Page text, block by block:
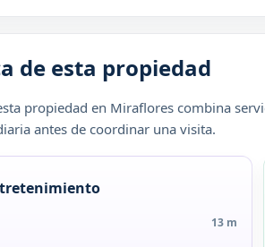
de esta propiedad
propiedad en Miraflores combina
antes de coordinar una visita.
13 m